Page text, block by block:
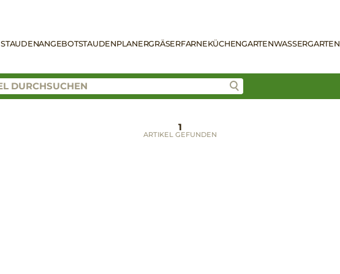
STAUDENANGEBOTSTAUDENPLANERGRÄSERFARNEKÜCHENGARTENWASSERGARTEN
1
ARTIKEL GEFUNDEN